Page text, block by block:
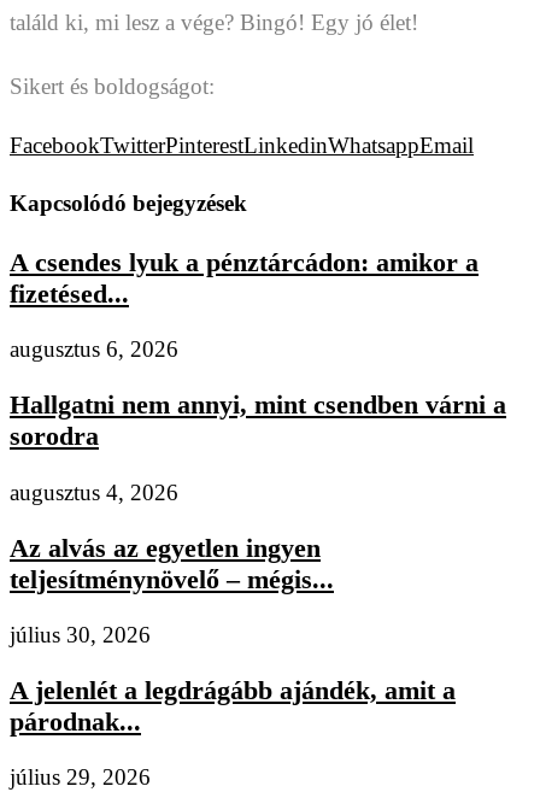
találd ki, mi lesz a vége? Bingó! Egy jó élet!
Sikert és boldogságot:
FacebookTwitterPinterestLinkedinWhatsappEmail
Kapcsolódó bejegyzések
A csendes lyuk a pénztárcádon: amikor a
fizetésed...
augusztus 6, 2026
Hallgatni nem annyi, mint csendben várni a
sorodra
augusztus 4, 2026
Az alvás az egyetlen ingyen
teljesítménynövelő – mégis...
július 30, 2026
A jelenlét a legdrágább ajándék, amit a
párodnak...
július 29, 2026